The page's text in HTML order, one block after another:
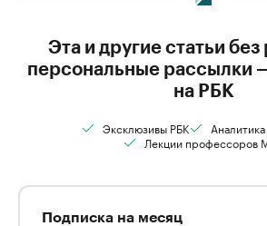
Эта и другие статьи
персональные рассылки
на РБК
Эксклюзивы РБК
Лекции профессоров
Подписка на месяц